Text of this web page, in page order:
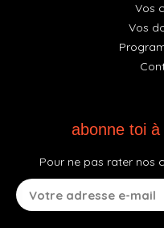
Vos
Vos
abonne toi
Pour ne pas rater nos